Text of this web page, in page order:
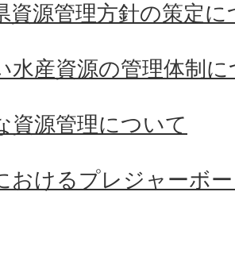
資源管理方針の策定に
水産資源の管理体制
資源管理について
おけるプレジャーボ